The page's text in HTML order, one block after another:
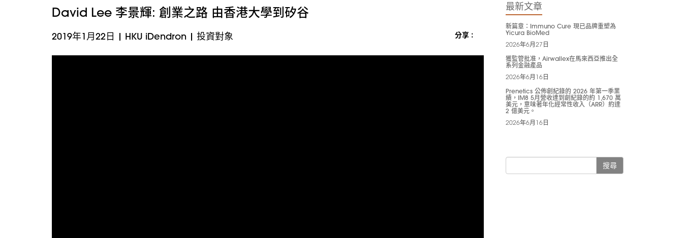
David Lee 李景輝: 創業之路 由香港大學到矽谷
2019年1月22日 | HKU iDendron | 投資對象 分享 :
最新文章
新篇章：Immuno Cure 現已品牌重塑為
Yicura BioMed
2026年6月27日
獲監管批准，Airwallex在馬來西亞推出全
系列金融產品
2026年6月16日
Prenetics 公佈創紀錄的 2026 年第一季業
績，IM8 5月營收達到創紀錄的約 1,670 萬
美元，意味著年化經常性收入（ARR）約達
2 億美元。
2026年6月16日
搜尋